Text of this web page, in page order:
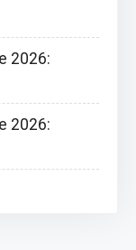
2026:
2026: